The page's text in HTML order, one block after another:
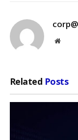
Website
Related Posts